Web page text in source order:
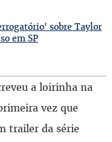
sobre Taylor
em SP
a loirinha na
vez que
trailer da série